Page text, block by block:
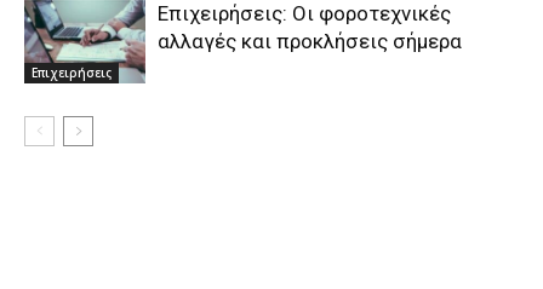
Επιχειρήσεις
Επιχειρήσεις: Οι φοροτεχνικές
αλλαγές και προκλήσεις σήμερα